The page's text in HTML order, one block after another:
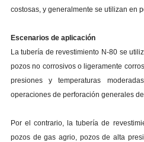
costosas, y generalmente se utilizan en
Escenarios de aplicación
La tubería de revestimiento N-80 se
pozos no corrosivos o ligeramente
presiones y temperaturas
operaciones de perforación generales
Por el contrario, la tubería de
pozos de gas agrio, pozos de alta